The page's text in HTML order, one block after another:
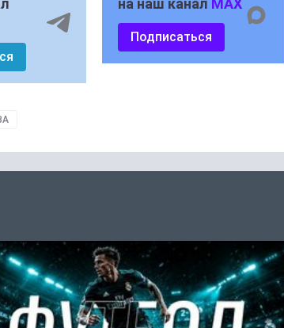
на наш канал MAX
Подписаться